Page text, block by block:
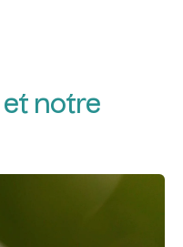
notre